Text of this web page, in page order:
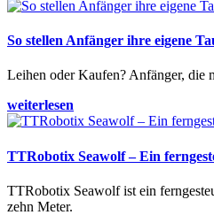
So stellen Anfänger ihre eigene
Leihen oder Kaufen? Anfänger, die
weiterlesen
TTRobotix Seawolf – Ein
TTRobotix Seawolf ist ein
zehn Meter.